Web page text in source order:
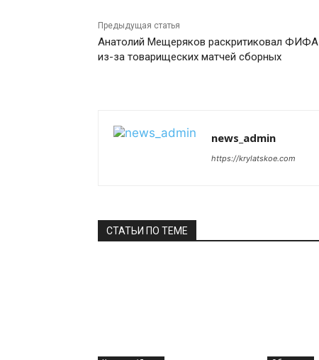
Предыдущая статья
Анатолий Мещеряков раскритиковал ФИФА
из-за товарищеских матчей сборных
news_admin
https://krylatskoe.com
СТАТЬИ ПО ТЕМЕ